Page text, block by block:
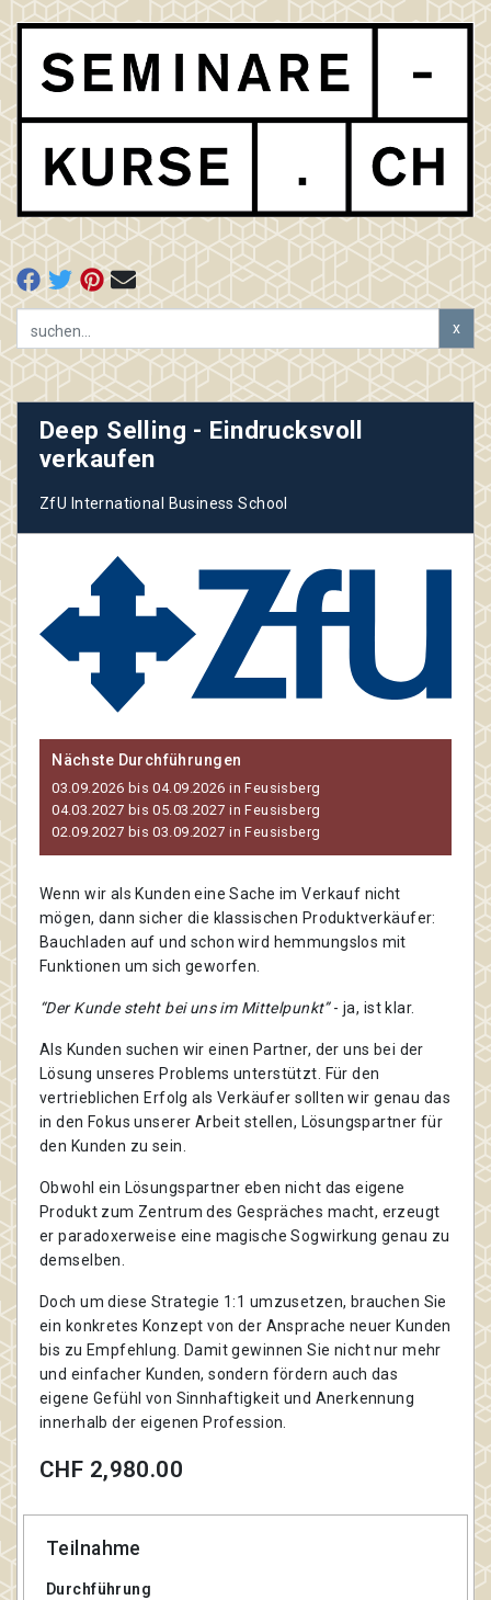
x
Deep Selling - Eindrucksvoll
verkaufen
ZfU International Business School
Nächste Durchführungen
03.09.2026 bis 04.09.2026 in Feusisberg
04.03.2027 bis 05.03.2027 in Feusisberg
02.09.2027 bis 03.09.2027 in Feusisberg
Wenn wir als Kunden eine Sache im Verkauf nicht
mögen, dann sicher die klassischen Produktverkäufer:
Bauchladen auf und schon wird hemmungslos mit
Funktionen um sich geworfen.
“Der Kunde steht bei uns im Mittelpunkt”- ja, ist klar.
Als Kunden suchen wir einen Partner, der uns bei der
Lösung unseres Problems unterstützt. Für den
vertrieblichen Erfolg als Verkäufer sollten wir genau das
in den Fokus unserer Arbeit stellen, Lösungspartner für
den Kunden zu sein.
Obwohl ein Lösungspartner eben nicht das eigene
Produkt zum Zentrum des Gespräches macht, erzeugt
er paradoxerweise eine magische Sogwirkung genau zu
demselben.
Doch um diese Strategie 1:1 umzusetzen, brauchen Sie
ein konkretes Konzept von der Ansprache neuer Kunden
bis zu Empfehlung. Damit gewinnen Sie nicht nur mehr
und einfacher Kunden, sondern fördern auch das
eigene Gefühl von Sinnhaftigkeit und Anerkennung
innerhalb der eigenen Profession.
CHF 2,980.00
Teilnahme
Durchführung